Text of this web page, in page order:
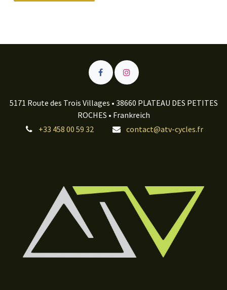
5171 Route des Trois Villages • 38660 PLATEAU DES PETITES
ROCHES • Frankreich
+33 458 00 59 32
contact@atv-cycles.fr